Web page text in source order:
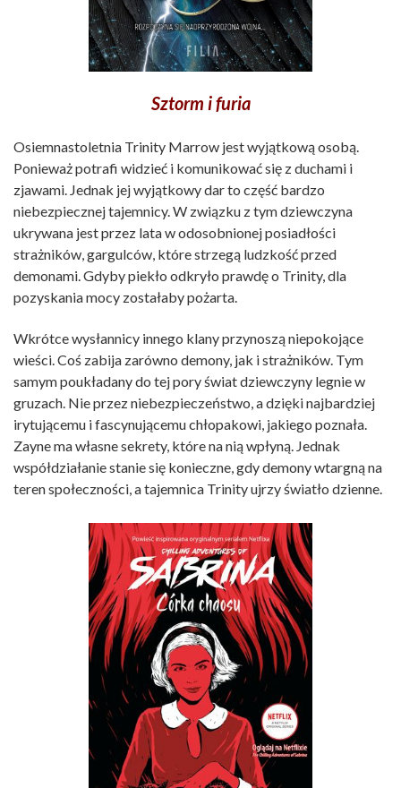
Sztorm i furia
Osiemnastoletnia Trinity Marrow jest wyjątkową osobą.
Ponieważ potrafi widzieć i komunikować się z duchami i
zjawami. Jednak jej wyjątkowy dar to część bardzo
niebezpiecznej tajemnicy. W związku z tym dziewczyna
ukrywana jest przez lata w odosobnionej posiadłości
strażników, gargulców, które strzegą ludzkość przed
demonami. Gdyby piekło odkryło prawdę o Trinity, dla
pozyskania mocy zostałaby pożarta.
Wkrótce wysłannicy innego klany przynoszą niepokojące
wieści. Coś zabija zarówno demony, jak i strażników. Tym
samym poukładany do tej pory świat dziewczyny legnie w
gruzach. Nie przez niebezpieczeństwo, a dzięki najbardziej
irytującemu i fascynującemu chłopakowi, jakiego poznała.
Zayne ma własne sekrety, które na nią wpłyną. Jednak
współdziałanie stanie się konieczne, gdy demony wtargną na
teren społeczności, a tajemnica Trinity ujrzy światło dzienne.